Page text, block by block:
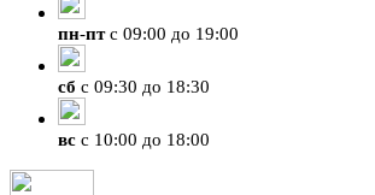
пн-птс 09:00 до 19:00
сб с 09:30 до 18:30
вс с 10:00 до 18:00